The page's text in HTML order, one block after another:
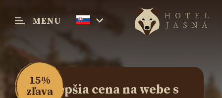
MENU
Menu
Intímne wellness pre váš
Gratis